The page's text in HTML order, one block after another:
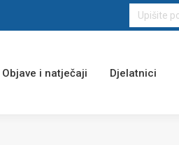
Search:
Objave i natječaji Djelatnici